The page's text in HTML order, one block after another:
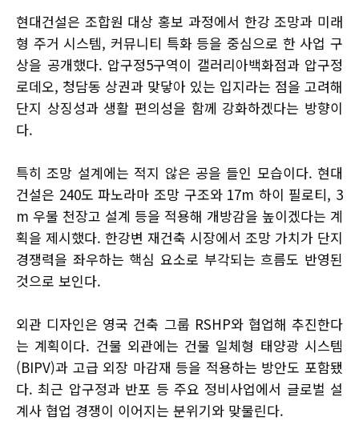
현대건설은 조합원 대상 홍보 과정에서 한강 조망과 미래
형 주거 시스템, 커뮤니티 특화 등을 중심으로 한 사업 구
상을 공개했다. 압구정5구역이 갤러리아백화점과 압구정
로데오, 청담동 상권과 맞닿아 있는 입지라는 점을 고려해
단지 상징성과 생활 편의성을 함께 강화하겠다는 방향이
다.
특히 조망 설계에는 적지 않은 공을 들인 모습이다. 현대
건설은 240도 파노라마 조망 구조와 17m 하이 필로티, 3
m 우물 천장고 설계 등을 적용해 개방감을 높이겠다는 계
획을 제시했다. 한강변 재건축 시장에서 조망 가치가 단지
경쟁력을 좌우하는 핵심 요소로 부각되는 흐름도 반영된
것으로 보인다.
외관 디자인은 영국 건축 그룹 RSHP와 협업해 추진한다
는 계획이다. 건물 외관에는 건물 일체형 태양광 시스템
(BIPV)과 고급 외장 마감재 등을 적용하는 방안도 포함됐
다. 최근 압구정과 반포 등 주요 정비사업에서 글로벌 설
계사 협업 경쟁이 이어지는 분위기와 맞물린다.